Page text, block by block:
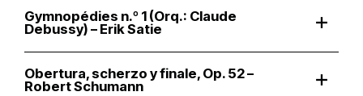
Gymnopédies n.º 1 (Orq.: Claude
Debussy) – Erik Satie
Obertura, scherzo y finale, Op. 52 –
Robert Schumann